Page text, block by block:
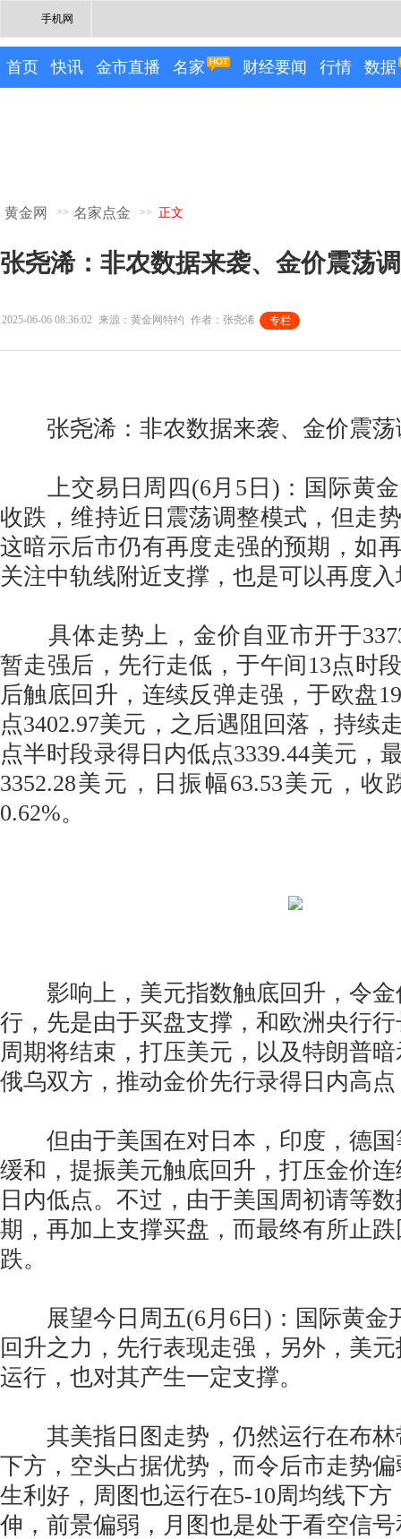
手机网
首页 快讯 金市直播 名家 财经要闻 行情 数据
黄金网 >> 名家点金 >> 正文
张尧浠：非农数据来袭、金价震荡
2025-06-06 08:36:02 来源：黄金网特约 作者：张尧浠 专栏
专栏
张尧浠：非农数据来袭、金价震荡
上交易日周四(6月5日)：国际黄金
收跌，维持近日震荡调整模式，但走
这暗示后市仍有再度走强的预期，如
关注中轨线附近支撑，也是可以再度
具体走势上，金价自亚市开于
暂走强后，先行走低，于午间13点时
后触底回升，连续反弹走强，于欧盘
点3402.97美元，之后遇阻回落，持续
点半时段录得日内低点3339.44美元，
3352.28美元，日振幅63.53美元，收
0.62%。
影响上，美元指数触底回升，令金
行，先是由于买盘支撑，和欧洲央行
周期将结束，打压美元，以及特朗普
俄乌双方，推动金价先行录得日内高点
但由于美国在对日本，印度，德国
缓和，提振美元触底回升，打压金价
日内低点。不过，由于美国周初请等
期，再加上支撑买盘，而最终有所止
跌。
展望今日周五(6月6日)：国际黄金
回升之力，先行表现走强，另外，美
运行，也对其产生一定支撑。
其美指日图走势，仍然运行在布林
下方，空头占据优势，而令后市走势
生利好，周图也运行在5-10周均线下
伸，前景偏弱，月图也是处于看空信